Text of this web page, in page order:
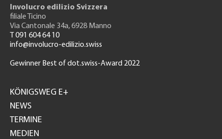
Involucro edilizio Svizzera
filiale Ticino
Via Cantonale 34a, 6928 Manno
T 091 604 64 10
info@involucro-edilizio.swiss
Gewinner Best of dot.swiss-Award 2022
GH
KÖNIGSWEG E+
NEWS
TERMINE
MEDIEN